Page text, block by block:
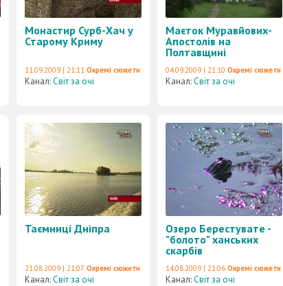
Монастир Сурб-Хач у
Старому Криму
11.09.2009 | 21:11 Окремі сюжети
Канал:Світ за очі
Маєток Муравйових-
Апостолів на
Полтавщині
04.09.2009 | 21:10 Окремі сюжети
Канал:Світ за очі
Таємниці Дніпра
21.08.2009 | 21:07 Окремі сюжети
Канал:Світ за очі
Озеро Берестувате -
"болото" ханських
скарбів
14.08.2009 | 21:06 Окремі сюжети
Канал:Світ за очі